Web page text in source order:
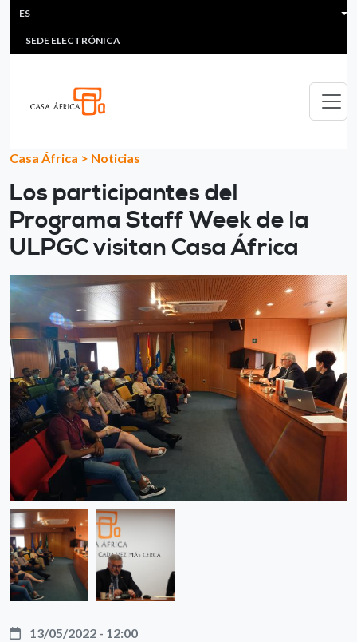
Pasar al contenido principal
HEADER MENU
MULTIMEDIA
SEDE ELECTRÓNICA
ES
Casa África > Noticias
Los participantes del
Programa Staff Week de la
ULPGC visitan Casa África
13/05/2022 - 12:00